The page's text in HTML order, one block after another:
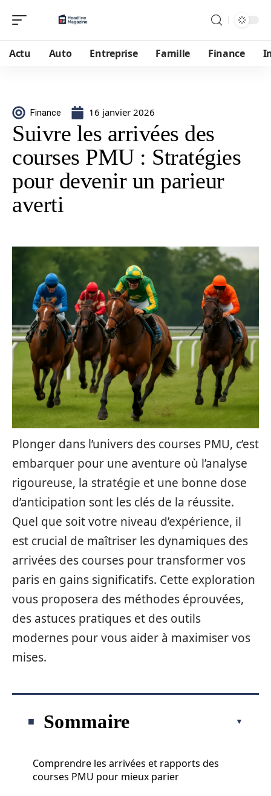
Actu Auto Entreprise Famille Finance
Finance 16 janvier 2026
Suivre les arrivées des
courses PMU : Stratégies
pour devenir un parieur
averti
Plonger dans l’univers des courses PMU, c’est
embarquer pour une aventure où l’analyse
rigoureuse, la stratégie et une bonne dose
d’anticipation sont les clés de la réussite.
Quel que soit votre niveau d’expérience, il
est crucial de maîtriser les dynamiques des
arrivées des courses pour transformer vos
paris en gains significatifs. Cette exploration
vous proposera des méthodes éprouvées,
des astuces pratiques et des outils
modernes pour vous aider à maximiser vos
mises.
Sommaire
Comprendre les arrivées et rapports des
courses PMU pour mieux parier